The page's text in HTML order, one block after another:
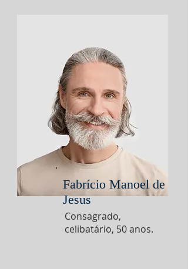
Fabrício Manoel de
Jesus
Consagrado,
celibatário, 50 anos.